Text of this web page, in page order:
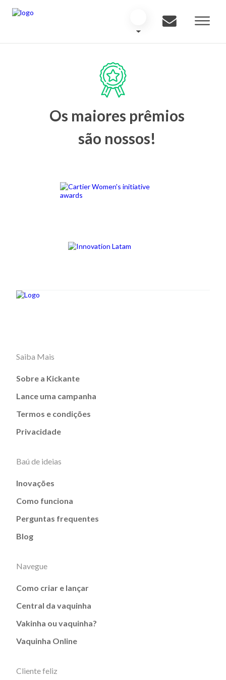
Os maiores prêmios
são nossos!
Saiba Mais
Sobre a Kickante
Lance uma campanha
Termos e condições
Privacidade
Baú de ideias
Inovações
Como funciona
Perguntas frequentes
Blog
Navegue
Como criar e lançar
Central da vaquinha
Vakinha ou vaquinha?
Vaquinha Online
Cliente feliz